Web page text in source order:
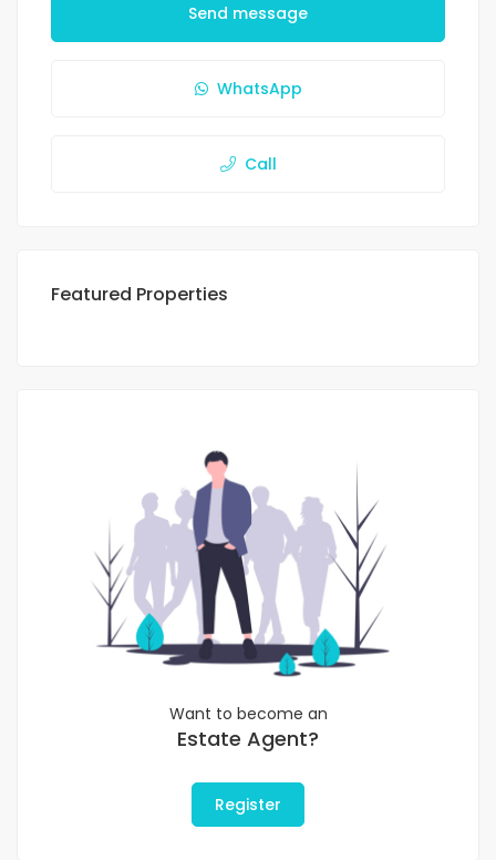
Send message
WhatsApp
Call
Featured Properties
Want to become an
Estate Agent?
Register